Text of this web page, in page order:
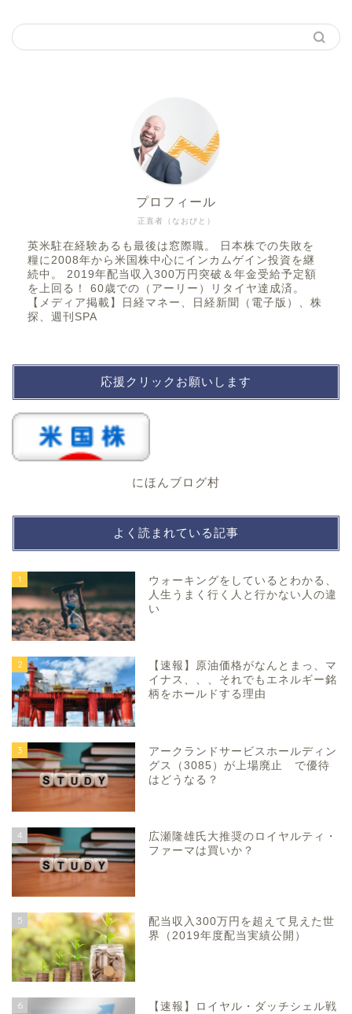
正直者（なおびと）
プロフィール
英米駐在経験あるも最後は窓際職。 日本株での失敗を
糧に2008年から米国株中心にインカムゲイン投資を継
続中。 2019年配当収入300万円突破＆年金受給予定額
を上回る！ 60歳での（アーリー）リタイヤ達成済。
【メディア掲載】日経マネー、日経新聞（電子版）、株
探、週刊SPA
応援クリックお願いします
にほんブログ村
よく読まれている記事
1
ウォーキングをしているとわかる、
人生うまく行く人と行かない人の違
い
2
【速報】原油価格がなんとまっ、マ
イナス、、、それでもエネルギー銘
柄をホールドする理由
3
アークランドサービスホールディン
グス（3085）が上場廃止 で優待
はどうなる？
4
広瀬隆雄氏大推奨のロイヤルティ・
ファーマは買いか？
5
配当収入300万円を超えて見えた世
界（2019年度配当実績公開）
6
【速報】ロイヤル・ダッチシェル戦